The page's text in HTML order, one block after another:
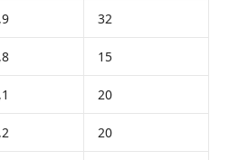
32
15
20
20